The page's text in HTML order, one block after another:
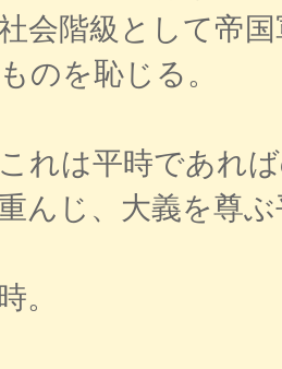
会階級として帝
のを恥じる。
れは平時であれ
んじ、大義を尊
。